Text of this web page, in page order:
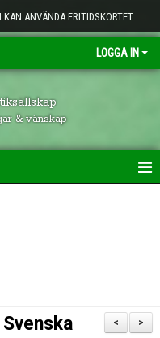
ANVÄNDA FRITIDSKORTET
LOGGA IN
& vänskap
>
<